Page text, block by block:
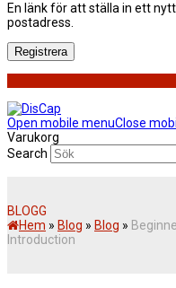
En länk för att ställa in ett
postadress.
Registrera
Open mobile menuClose
Varukorg
Search
BLOGG
Hem » Blog » Blog »
Introduction